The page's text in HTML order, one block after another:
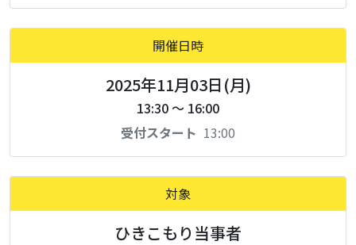
開催日時
2025年11月03日(月)
13:30 ～ 16:00
受付スタート 13:00
対象
ひきこもり当事者